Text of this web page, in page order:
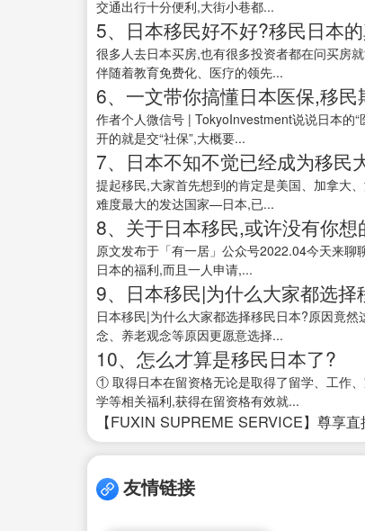
交通出行十分便利,大街小巷都...
5、日本移民好不好?移民日本
很多人去日本买房,也有很多投资者都在问买房
伴随着教育免费化、医疗的领先...
6、一文带你搞懂日本医保,移
作者个人微信号 | TokyoInvestment说说日本的
开的就是交“社保”,大概要...
7、日本不知不觉已经成为移民
提起移民,大家首先想到的肯定是美国、加拿大
难度最大的发达国家—日本,已...
8、关于日本移民,或许没有你想
原文发布于「有一居」公众号2022.04今天来聊
日本的福利,而且一人申请,...
9、日本移民|为什么大家都选
日本移民|为什么大家都选择移民日本?原因竟
念、养老观念等原因更愿意选择...
10、怎么才算是移民日本了?
① 取得日本在留资格无论是取得了留学、工作
学等相关福利,获得在留资格有效就...
【FUXIN SUPREME SERVICE】尊享直
友情链接